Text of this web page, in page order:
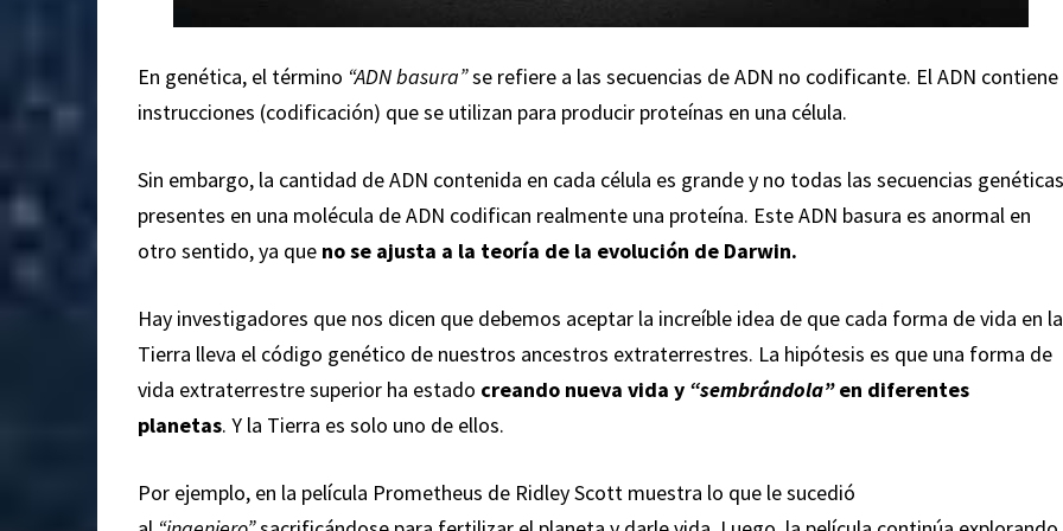
En genética, el término “ADN basura”se refiere a las secuencias de ADN no codificante. El ADN contiene
instrucciones (codificación) que se utilizan para producir proteínas en una célula.
Sin embargo, la cantidad de ADN contenida en cada célula es grande y no todas las secuencias genéticas
presentes en una molécula de ADN codifican realmente una proteína. Este ADN basura es anormal en
otro sentido, ya que no se ajusta a la teoría de la evolución de Darwin.
Hay investigadores que nos dicen que debemos aceptar la increíble idea de que cada forma de vida en la
Tierra lleva el código genético de nuestros ancestros extraterrestres. La hipótesis es que una forma de
vida extraterrestre superior ha estado creando nueva vida y “sembrándola”en diferentes
planetas. Y la Tierra es solo uno de ellos.
Por ejemplo, en la película Prometheus de Ridley Scott muestra lo que le sucedió